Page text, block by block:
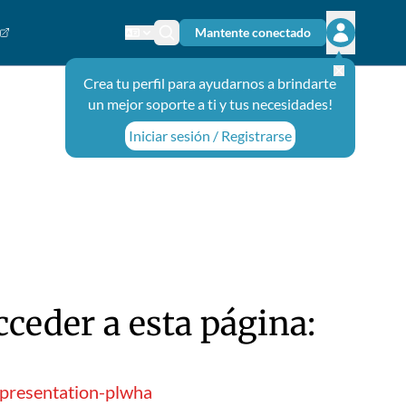
Cambiar el idioma
Ícono de búsqueda
Mantente conectado
Abrir el
Crea tu perfil para ayudarnos a brindarte
un mejor soporte a ti y tus necesidades!
Iniciar sesión / Registrarse
a esta página:
plwha